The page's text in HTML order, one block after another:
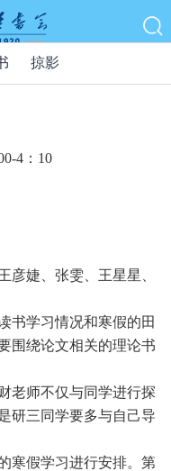
掠影
4：10
彦婕、张雯、王星星、
书学习情况和寒假的田
围绕论文相关的理论书
老师不仅与同学进行探
研三同学要多与自己导
寒假学习进行安排。第